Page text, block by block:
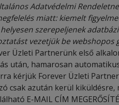
Adatvédelmi Rendeletnek
miatt: kiemelt
szerepeljenek
vezetjük be webshopos
Üzleti Partnerünk első
után, hamarosan
kérjük Forever Üzleti
csak azután kerül
E-MAIL CÍM